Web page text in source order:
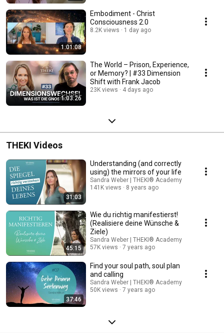
1:01:08
Embodiment - Christ
Consciousness 2.0
8.2K views 1 day ago
1:03:26
The World – Prison, Experience,
or Memory? | #33 Dimension
Shift with Frank Jacob
23K views 4 days ago
THEKI Videos
31:03
Understanding (and correctly
using) the mirrors of your life
Sandra Weber | THEKI® Academy
141K views
8 years ago
45:15
Wie du richtig manifestierst!
(Realisiere deine Wünsche &
Ziele)
Sandra Weber | THEKI® Academy
57K views
7 years ago
37:46
Find your soul path, soul plan
and calling
Sandra Weber | THEKI® Academy
50K views
7 years ago